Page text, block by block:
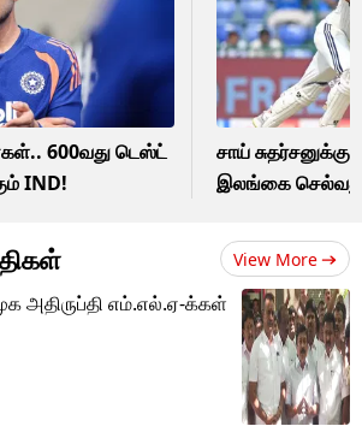
600வது டெஸ்ட்
IND!
சாய்
இலங்கை செல்வது
View More
அதிருப்தி எம்.எல்.ஏ-க்கள்